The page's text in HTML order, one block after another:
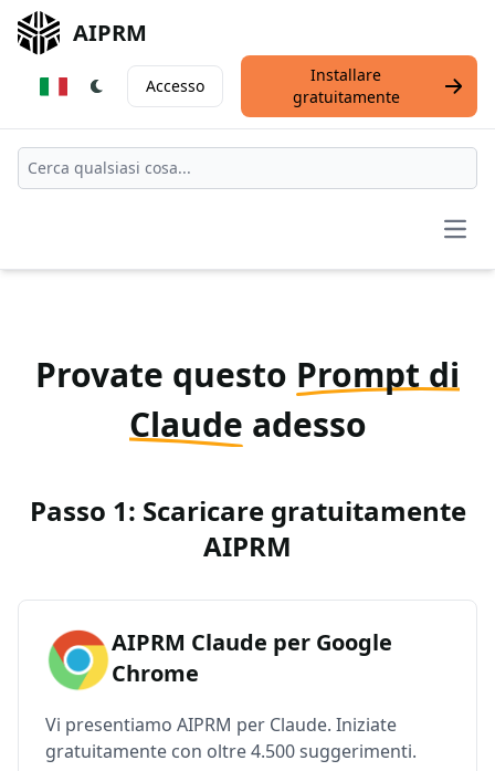
AIPRM
Accesso
Installare
gratuitamente
Provate questo Prompt di
Claude adesso
Passo 1: Scaricare gratuitamente
AIPRM
AIPRM Claude per Google
Chrome
Vi presentiamo AIPRM per Claude. Iniziate
gratuitamente con oltre 4.500 suggerimenti.